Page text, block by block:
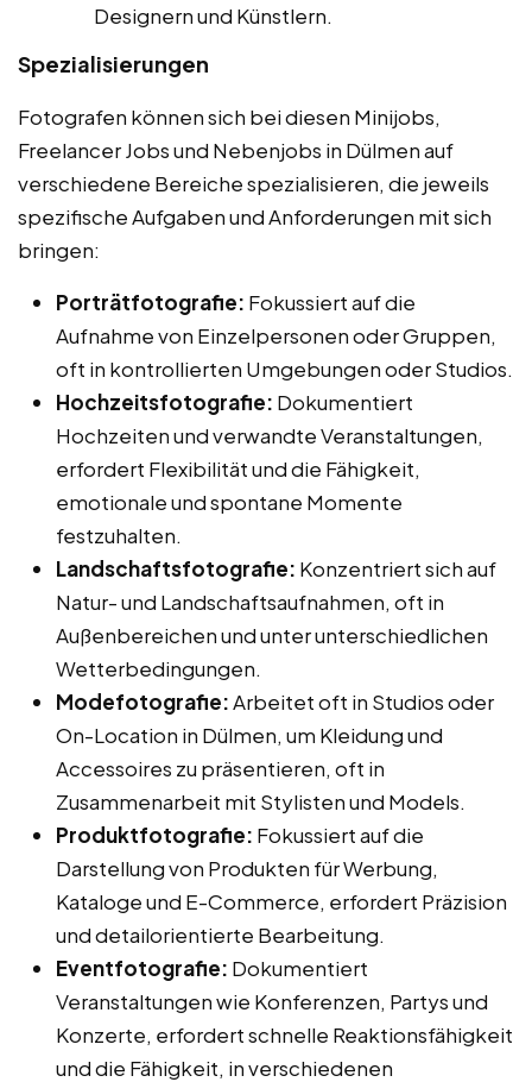
Designern und Künstlern.
Spezialisierungen
Fotografen können sich bei diesen Minijobs,
Freelancer Jobs und Nebenjobs in Dülmen auf
verschiedene Bereiche spezialisieren, die jeweils
spezifische Aufgaben und Anforderungen mit sich
bringen:
Porträtfotografie: Fokussiert auf die
Aufnahme von Einzelpersonen oder Gruppen,
oft in kontrollierten Umgebungen oder Studios.
Hochzeitsfotografie: Dokumentiert
Hochzeiten und verwandte Veranstaltungen,
erfordert Flexibilität und die Fähigkeit,
emotionale und spontane Momente
festzuhalten.
Landschaftsfotografie: Konzentriert sich auf
Natur- und Landschaftsaufnahmen, oft in
Außenbereichen und unter unterschiedlichen
Wetterbedingungen.
Modefotografie:Arbeitet oft in Studios oder
On-Location in Dülmen, um Kleidung und
Accessoires zu präsentieren, oft in
Zusammenarbeit mit Stylisten und Models.
Produktfotografie: Fokussiert auf die
Darstellung von Produkten für Werbung,
Kataloge und E-Commerce, erfordert Präzision
und detailorientierte Bearbeitung.
Eventfotografie: Dokumentiert
Veranstaltungen wie Konferenzen, Partys und
Konzerte, erfordert schnelle Reaktionsfähigkeit
und die Fähigkeit, in verschiedenen